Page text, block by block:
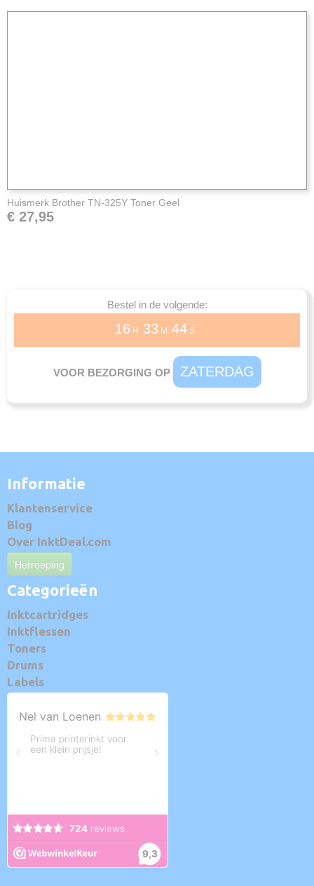
Huismerk Brother TN-325Y Toner Geel
€ 27,95
Bestel in de volgende:
16 H 33 M 44 S
VOOR BEZORGING OP ZATERDAG
Informatie
Klantenservice
Blog
Over InktDeal.com
Herroeping
Categorieën
Inktcartridges
Inktflessen
Toners
Drums
Labels